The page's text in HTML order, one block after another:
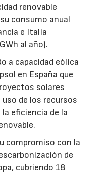
renovable
consumo anual
e Italia
al año).
a capacidad eólica
en España que
solares
de los recursos
eficiencia de la
compromiso con la
de
cubriendo 18